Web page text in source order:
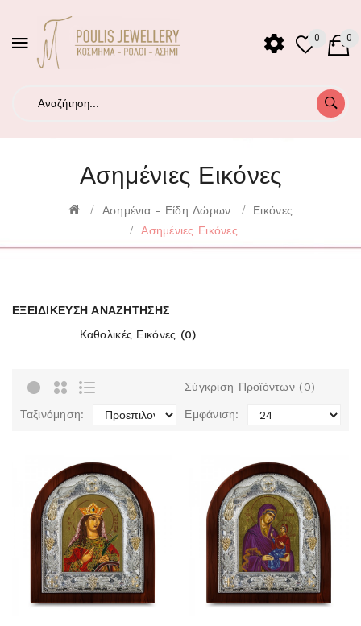
0 0
Ασημένιες Εικόνες
Ασημένια - Είδη Δώρων
Εικόνες
Ασημένιες Εικόνες
ΕΞΕΙΔΊΚΕΥΣΗ ΑΝΑΖΉΤΗΣΗΣ
Καθολικές Εικόνες (0)
Σύγκριση Προϊόντων (0)
Ταξινόμηση: Εμφάνιση: